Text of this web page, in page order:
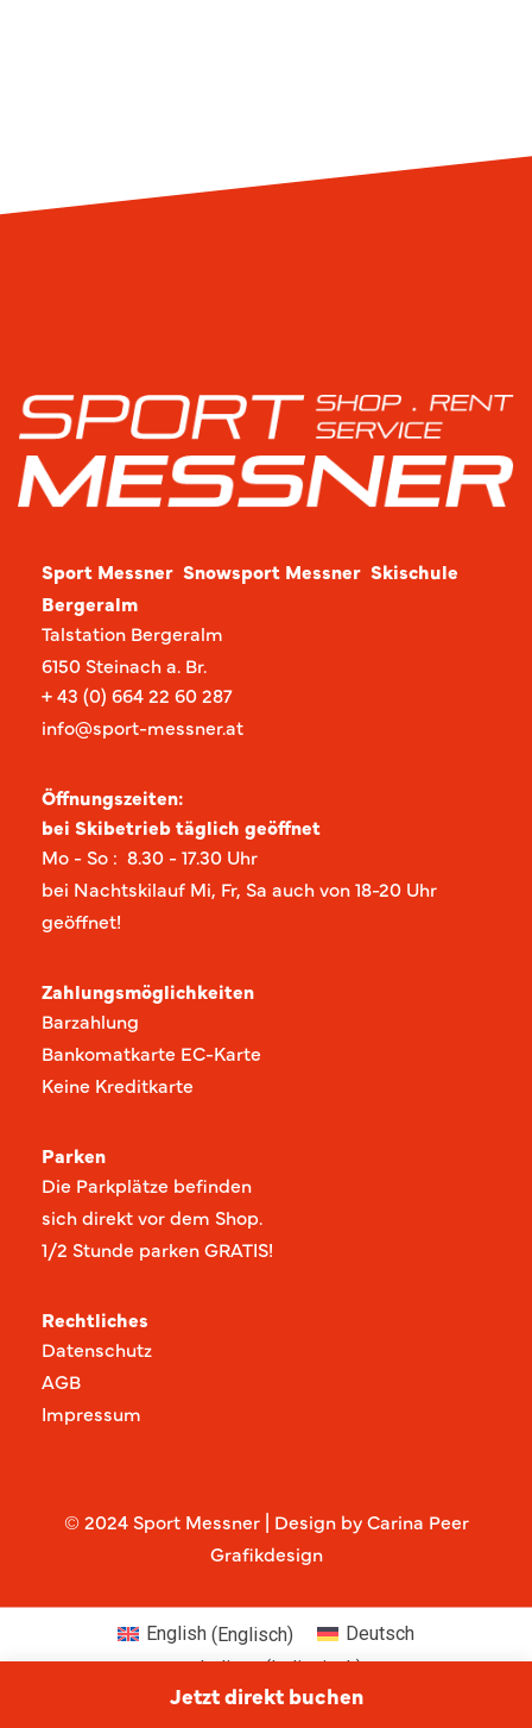
Sport Messner Snowsport Messner Skischule
Bergeralm
Talstation Bergeralm
6150 Steinach a. Br.
+ 43 (0) 664 22 60 287
info@sport-messner.at
Öffnungszeiten:
bei Skibetrieb täglich geöffnet
Mo - So : 8.30 - 17.30 Uhr
bei Nachtskilauf Mi, Fr, Sa auch von 18-20 Uhr
geöffnet!
Zahlungsmöglichkeiten
Barzahlung
Bankomatkarte EC-Karte
Keine Kreditkarte
Parken
Die Parkplätze befinden
sich direkt vor dem Shop.
1/2 Stunde parken GRATIS!
Rechtliches
Datenschutz
AGB
Impressum
© 2024 Sport Messner | Design by Carina Peer
Grafikdesign
Jetzt direkt buchen
English (Englisch)
Deutsch
Italiano(Italienisch)